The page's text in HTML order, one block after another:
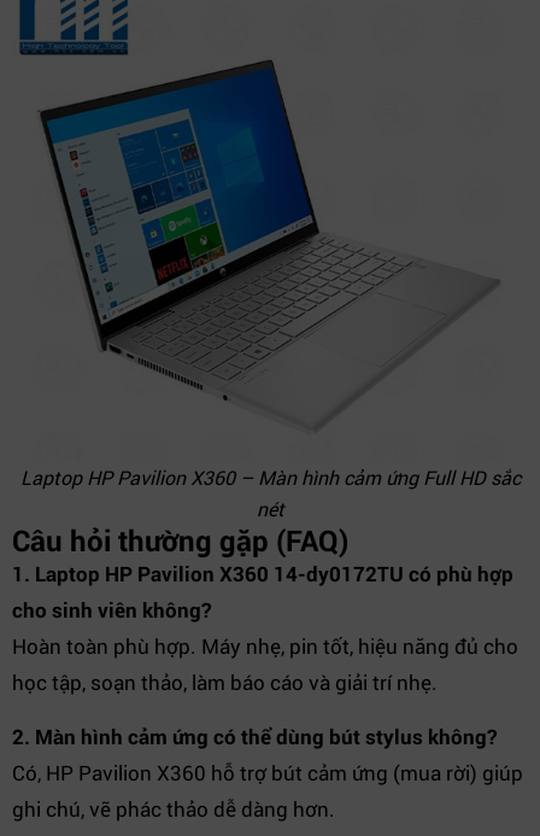
Laptop HP Pavilion X360 – Màn hình cảm ứng Full HD sắc
nét
Câu hỏi thường gặp (FAQ)
1. Laptop HP Pavilion X360 14-dy0172TU có phù hợp
cho sinh viên không?
Hoàn toàn phù hợp. Máy nhẹ, pin tốt, hiệu năng đủ cho
học tập, soạn thảo, làm báo cáo và giải trí nhẹ.
2. Màn hình cảm ứng có thể dùng bút stylus không?
Có, HP Pavilion X360 hỗ trợ bút cảm ứng (mua rời) giúp
ghi chú, vẽ phác thảo dễ dàng hơn.